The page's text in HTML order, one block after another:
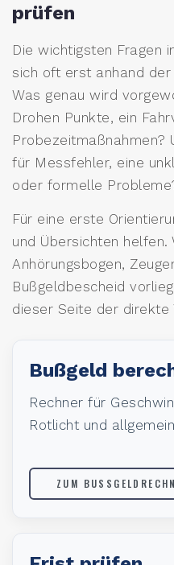
prüfen
Die wichtigsten Fragen
sich oft erst anhand
Was genau wird
Drohen Punkte, ein
Probezeitmaßnahmen?
für Messfehler, eine
oder formelle
Für eine erste
und Übersichten helfen.
Anhörungsbogen,
Bußgeldbescheid
dieser Seite der direkte
Bußgeld
Rechner für
Rotlicht und
ZUM